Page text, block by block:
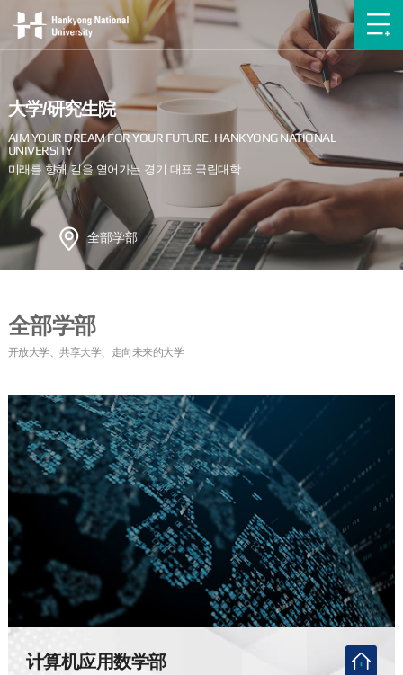
大学/研究生院
全部学部
全部学部
计算机应用数学部